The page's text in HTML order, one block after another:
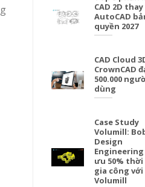
CAD 2D
AutoCAD
quyền 2027
CAD Cloud
CrownCAD
500.000
dùng
Case Study
Volumill:
Design
ưu 50% thời
gia công với
Volumill